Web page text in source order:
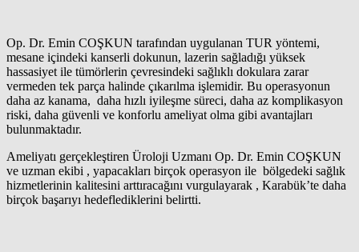
Op. Dr. Emin COŞKUN tarafından uygulanan TUR yöntemi,
mesane içindeki kanserli dokunun, lazerin sağladığı yüksek
hassasiyet ile tümörlerin çevresindeki sağlıklı dokulara zarar
vermeden tek parça halinde çıkarılma işlemidir. Bu operasyonun
daha az kanama, daha hızlı iyileşme süreci, daha az komplikasyon
riski, daha güvenli ve konforlu ameliyat olma gibi avantajları
bulunmaktadır.
Ameliyatı gerçekleştiren Üroloji Uzmanı Op. Dr. Emin COŞKUN
ve uzman ekibi , yapacakları birçok operasyon ile bölgedeki sağlık
hizmetlerinin kalitesini arttıracağını vurgulayarak , Karabük’te daha
birçok başarıyı hedeflediklerini belirtti.